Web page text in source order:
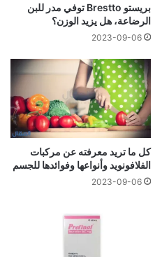
بريستو Brestto توفي مدر للبن
الرضاعة، هل يزيد الوزن؟
2023-09-06
كل ما تريد معرفته عن مركبات
الفلافونويد وأنواعها وفوائدها للجسم
2023-09-06